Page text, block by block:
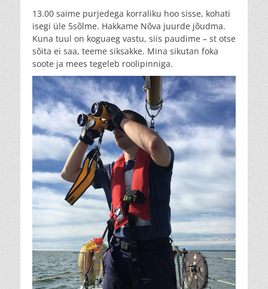
13.00 saime purjedega korraliku hoo sisse, kohati
isegi üle 5sõlme. Hakkame Nõva juurde jõudma.
Kuna tuul on koguaeg vastu, siis paudime – st otse
sõita ei saa, teeme siksakke. Mina sikutan foka
soote ja mees tegeleb roolipinniga.